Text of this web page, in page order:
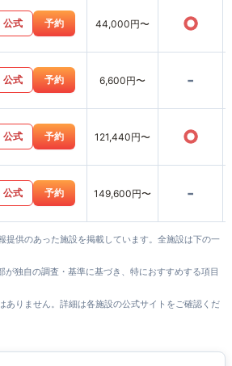
公式 予約 44,000円〜 ○
公式 予約 6,600円〜 -
公式 予約 121,440円〜 ○
公式 予約 149,600円〜 -
提供のあった施設を掲載しています。全施設は下の一
独自の調査・基準に基づき、特におすすめする項目
ありません。詳細は各施設の公式サイトをご確認くだ